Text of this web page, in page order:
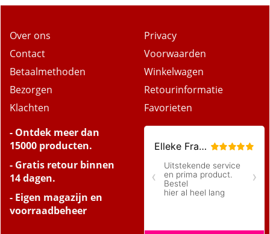
Over ons
Contact
Betaalmethoden
Bezorgen
Klachten
Privacy
Voorwaarden
Winkelwagen
Retourinformatie
Favorieten
- Ontdek meer dan
15000 producten.
- Gratis retour binnen
14 dagen.
- Eigen magazijn en
voorraadbeheer